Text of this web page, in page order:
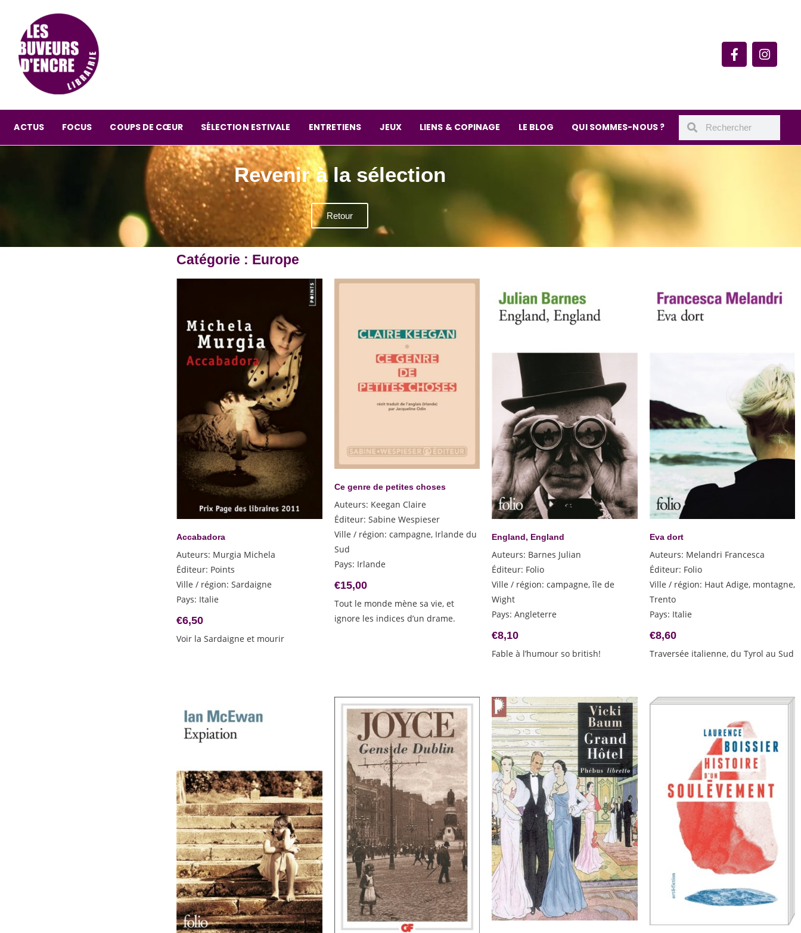
ACTUS FOCUS COUPS DE CŒUR SÉLECTION ESTIVALE ENTRETIENS JEUX LIENS & COPINAGE LE BLOG QUI SOMMES-NOUS ?
Revenir à la sélection
Retour
Catégorie : Europe
Accabadora
Auteurs: Murgia Michela
Éditeur: Points
Ville / région:Sardaigne
Pays: Italie
€6,50
Voir la Sardaigne et mourir
Ce genre de petites choses
Auteurs: Keegan Claire
Éditeur: Sabine Wespieser
Ville / région: campagne, Irlande du
Sud
Pays: Irlande
€15,00
Tout le monde mène sa vie, et
ignore les indices d’un drame.
England, England
Auteurs: Barnes Julian
Éditeur: Folio
Ville / région:campagne, île de
Wight
Pays:Angleterre
€8,10
Fable à l’humour so british!
Eva dort
Auteurs: Melandri Francesca
Éditeur: Folio
Ville / région: Haut Adige, montagne,
Trento
Pays: Italie
€8,60
Traversée italienne, du Tyrol au Sud